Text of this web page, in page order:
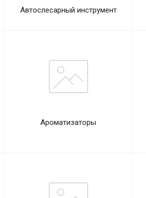
Автослесарный инструмент
Ароматизаторы